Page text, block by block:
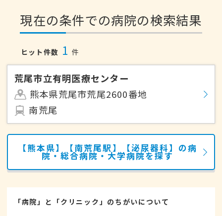
現在の条件での病院の検索結果
ヒット件数 1 件
荒尾市立有明医療センター
熊本県荒尾市荒尾2600番地
南荒尾
【熊本県】【南荒尾駅】【泌尿器科】の病
院・総合病院・大学病院を探す
「病院」と「クリニック」のちがいについて